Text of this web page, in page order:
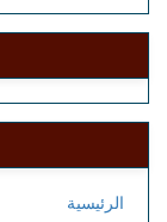
الرئيسية